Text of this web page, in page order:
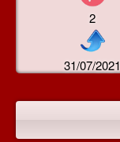
2
31/07/2021